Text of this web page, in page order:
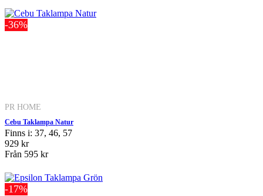
-36%
PR HOME
Cebu Taklampa Natur
Finns i: 37, 46, 57
929 kr
Från 595 kr
-17%